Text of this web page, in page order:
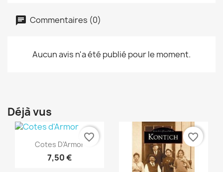
Commentaires (0)
Aucun avis n'a été publié pour le moment.
Déjà vus
Aperçu rapide
Cotes D'Armor
7,50 €
favorite_border favorite_border